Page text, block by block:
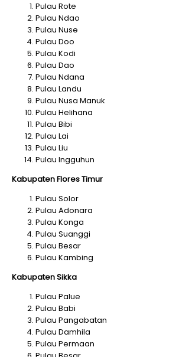
Pulau Rote
Pulau Ndao
Pulau Nuse
Pulau Doo
Pulau Kodi
Pulau Dao
Pulau Ndana
Pulau Landu
Pulau Nusa Manuk
Pulau Helihana
Pulau Bibi
Pulau Lai
Pulau Liu
Pulau Ingguhun
Kabupaten Flores Timur
Pulau Solor
Pulau Adonara
Pulau Konga
Pulau Suanggi
Pulau Besar
Pulau Kambing
Kabupaten Sikka
Pulau Palue
Pulau Babi
Pulau Pangabatan
Pulau Damhila
Pulau Permaan